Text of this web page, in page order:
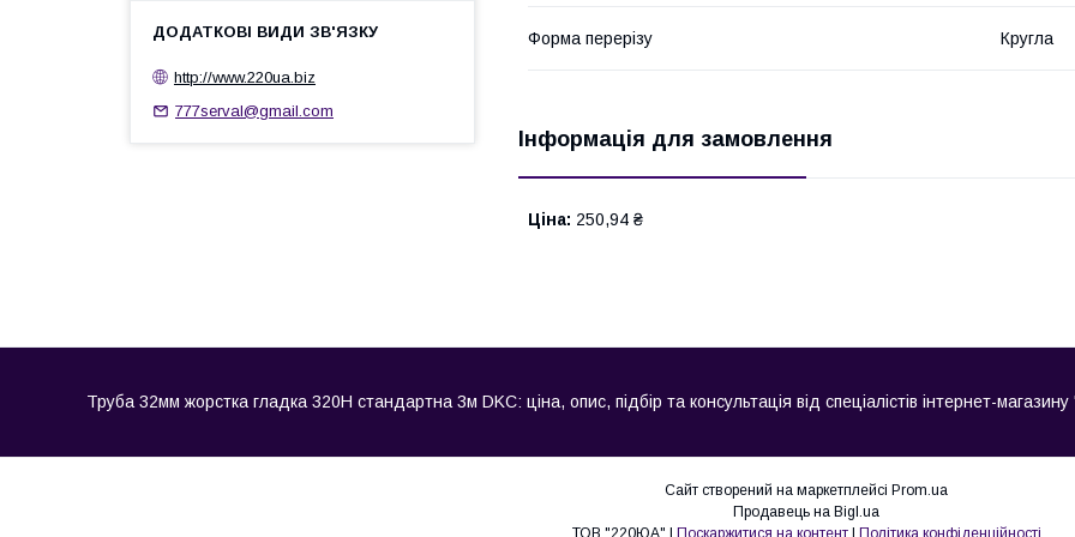
Форма перерізу Кругла
Інформація для замовлення
Ціна: 250,94 ₴
http://www.220ua.biz
777serval@gmail.com
Труба 32мм жорстка гладка 320Н стандартна 3м DKC: ціна, опис, підбір та консультація від спеціалістів інтернет-
Сайт створений на маркетплейсі Prom.ua
Продавець на Bigl.ua
ТОВ "220ЮА" | Поскаржитися на контент | Політика конфіденційності